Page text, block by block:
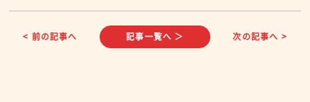
< 前の記事へ 記事一覧へ ＞ 次の記事へ >